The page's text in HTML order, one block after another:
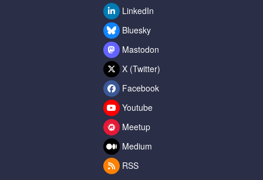
LinkedIn
Bluesky
Mastodon
X (Twitter)
Facebook
Youtube
Meetup
Medium
RSS